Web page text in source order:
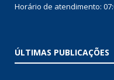
Horário de atendimento:
ÚLTIMAS PUBLICAÇÕES